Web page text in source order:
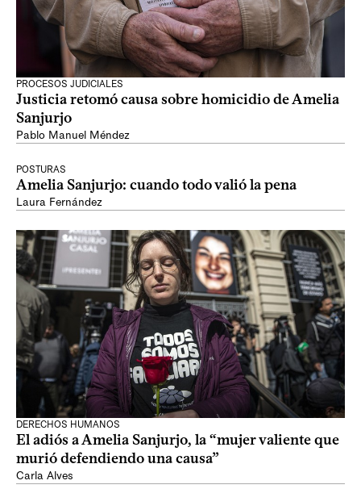
PROCESOS JUDICIALES
Justicia retomó causa sobre homicidio de Amelia
Sanjurjo
Pablo Manuel Méndez
POSTURAS
Amelia Sanjurjo: cuando todo valió la pena
Laura Fernández
DERECHOS HUMANOS
El adiós a Amelia Sanjurjo, la “mujer valiente que
murió defendiendo una causa”
Carla Alves